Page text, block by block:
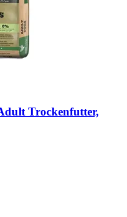
Trockenfutter,